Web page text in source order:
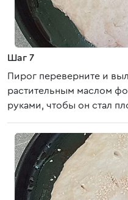
Шаг 7
Пирог переверните и
растительным маслом
руками, чтобы он стал